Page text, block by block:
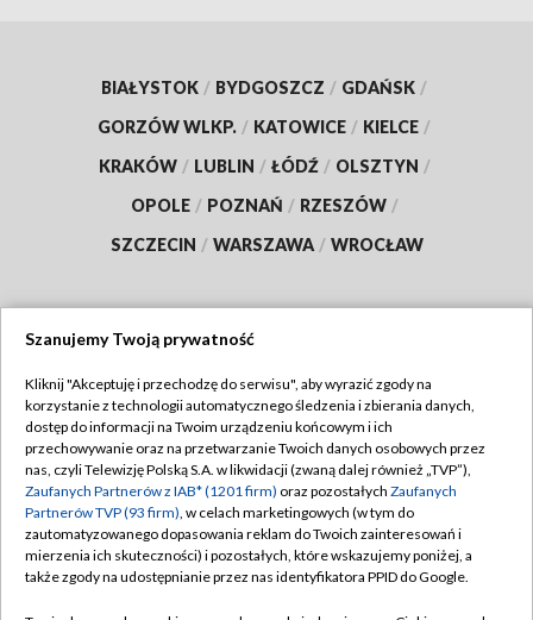
BIAŁYSTOK / BYDGOSZCZ / GDAŃSK /
GORZÓW WLKP. / KATOWICE / KIELCE /
KRAKÓW / LUBLIN / ŁÓDŹ / OLSZTYN /
OPOLE / POZNAŃ / RZESZÓW /
SZCZECIN / WARSZAWA / WROCŁAW
TVP
Abonament TVP
Emisja w TVP
Centrum informacji TVP
Naziemna Telewizja Cyfrowa
Regulamin TVP
Polityka prywatności
Moje zgody
Pomoc
Szanujemy Twoją prywatność
Kliknij "Akceptuję i przechodzę do serwisu", aby wyrazić zgody na
korzystanie z technologii automatycznego śledzenia i zbierania danych,
dostęp do informacji na Twoim urządzeniu końcowym i ich
przechowywanie oraz na przetwarzanie Twoich danych osobowych przez
nas, czyli Telewizję Polską S.A. w likwidacji (zwaną dalej również „TVP”),
Zaufanych Partnerów z IAB* (1201 firm) oraz pozostałych Zaufanych
Partnerów TVP (93 firm), w celach marketingowych (w tym do
zautomatyzowanego dopasowania reklam do Twoich zainteresowań i
mierzenia ich skuteczności) i pozostałych, które wskazujemy poniżej, a
także zgody na udostępnianie przez nas identyfikatora PPID do Google.